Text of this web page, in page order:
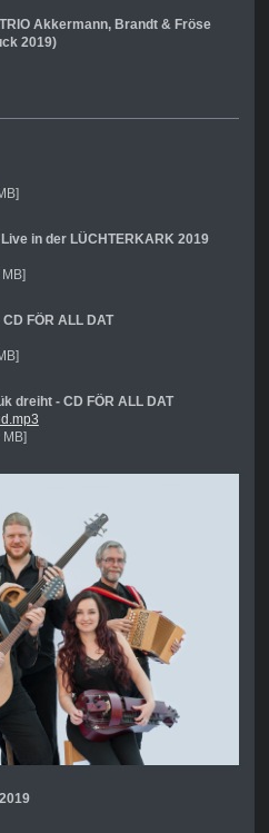
Akkermann, Brandt & Fröse
2019)
Live in der LÜCHTERKARK 2019
CD FÖR ALL DAT
dreiht - CD FÖR ALL DAT